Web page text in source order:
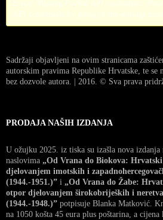
Sadržaji objavljeni na ovim stranicama
autorskim pravima Republike Hrvatske, te
bez dozvole autora. | 2016. © Sva prava
PRODAJA NAŠIH IZDANJA
U ožujku 2025. iz tiska su izašla nova izdanja
naslovima „Od Vrana do Biokova:
djelovanjem imotskih i
(1944.-1951.)” i „Od Vrana do Žabe:
otpor djelovanjem širokobrijeških i
(1944.-1948.)” potpisuje Blanka Matković.
na 1050 košta 45 eura plus poštarina, a